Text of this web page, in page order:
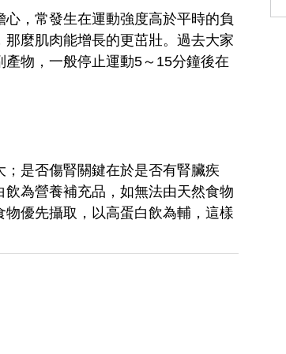
，常發生在運動強度高於平時的負
麼肌肉能增長的更茁壯。過去大家
物，一般停止運動5～15分鐘後在
是否傷腎關鍵在於是否有腎臟疾
為營養補充品，如無法由天然食物
優先攝取，以高蛋白飲為輔，這樣